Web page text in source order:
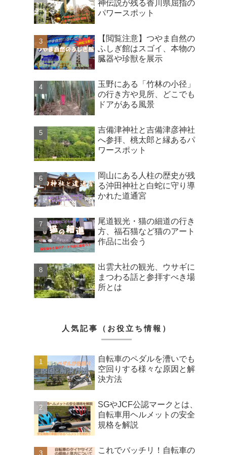
神伝説が残る香川県屈指の
パワースポット
【閲覧注意】つやま自然の
ふしぎ館はスゴイ、本物の
臓器や珍獣を展示
玉野にある「竹林の小径」
の行き方や見所、どこでも
ドアがある風景
吉備津神社と吉備津彦神社
へ参拝、桃太郎と縁あるパ
ワースポット
岡山にある人柱の歴史が残
る沖田神社と白蛇に守り導
かれた道通宮
尾道観光・猫の細道の行き
方、福石猫など猫のアート
作品に出会う
出雲大社の観光、ウサギに
まつわる話と参拝すべき場
所とは
人気記事（お役立ち情報）
自転車のペダルを漕いでも
空回りする様々な原因と解
決方法
SGやJCF公認マークとは、
自転車用ヘルメットの安全
規格を解説
これでバッチリ！自転車の